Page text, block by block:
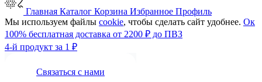
Главная Каталог Корзина Избранное Профиль
Мы используем файлы cookie, чтобы сделать сайт удобнее. Ок
100% бесплатная доставка от 2200 ₽ до ПВЗ
4-й продукт за 1 ₽
Связаться с нами